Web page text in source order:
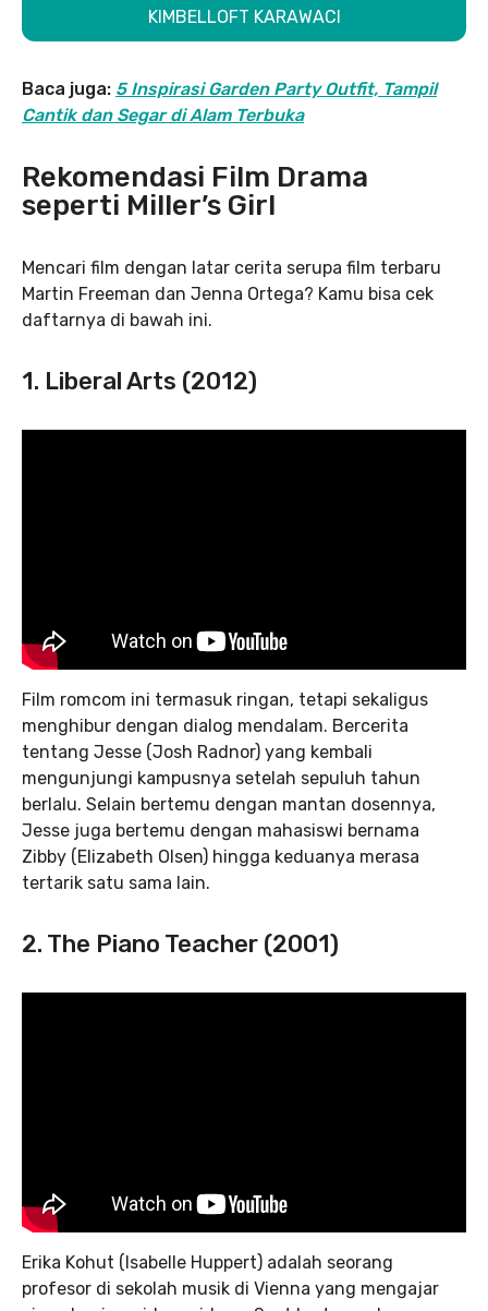
KIMBELLOFT KARAWACI
Baca juga: 5 Inspirasi Garden Party Outfit, Tampil
Cantik dan Segar di Alam Terbuka
Rekomendasi Film Drama
seperti Miller’s Girl
Mencari film dengan latar cerita serupa film terbaru
Martin Freeman dan Jenna Ortega? Kamu bisa cek
daftarnya di bawah ini.
1. Liberal Arts (2012)
Film romcom ini termasuk ringan, tetapi sekaligus
menghibur dengan dialog mendalam. Bercerita
tentang Jesse (Josh Radnor) yang kembali
mengunjungi kampusnya setelah sepuluh tahun
berlalu. Selain bertemu dengan mantan dosennya,
Jesse juga bertemu dengan mahasiswi bernama
Zibby (Elizabeth Olsen) hingga keduanya merasa
tertarik satu sama lain.
2. The Piano Teacher (2001)
Erika Kohut (Isabelle Huppert) adalah seorang
profesor di sekolah musik di Vienna yang mengajar